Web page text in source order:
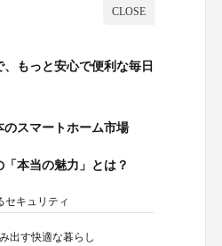
もっと安心で便利な毎日
のスマートホーム市場
本当の魅力」とは？
セキュリティ
出す快適な暮らし